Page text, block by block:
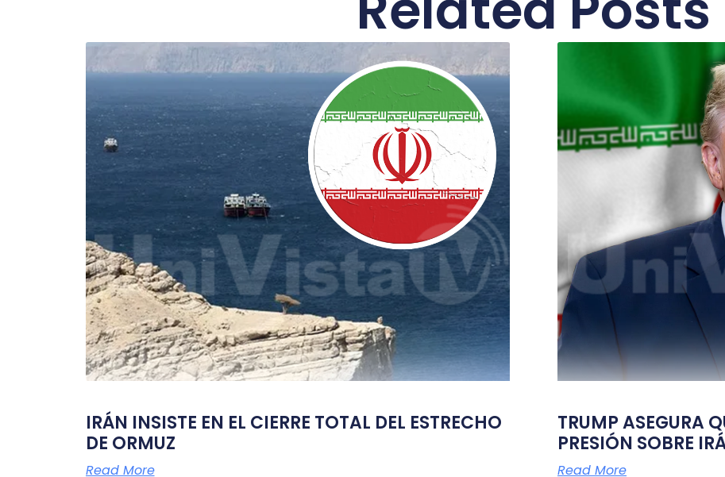
IRÁN INSISTE EN EL CIERRE TOTAL DEL ESTRECHO
DE ORMUZ
Read More
TRUMP ASEGURA
PRESIÓN SOBRE
Read More